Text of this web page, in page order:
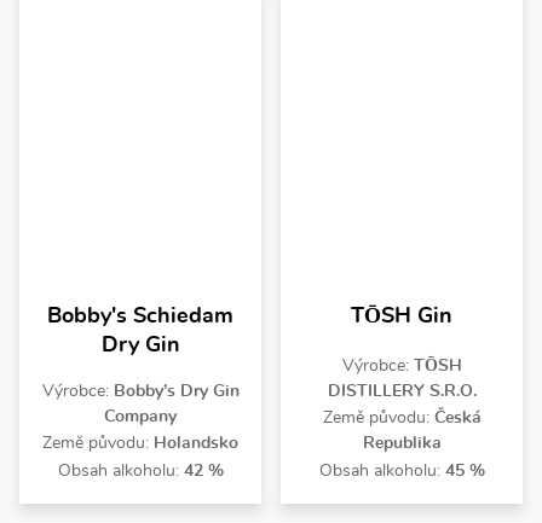
Bobby's Schiedam
Dry Gin
Výrobce: Bobby’s Dry Gin
Company
Země původu: Holandsko
Obsah alkoholu: 42 %
TŌSH Gin
Výrobce: TŌSH
DISTILLERY S.R.O.
Země původu: Česká
Republika
Obsah alkoholu: 45 %